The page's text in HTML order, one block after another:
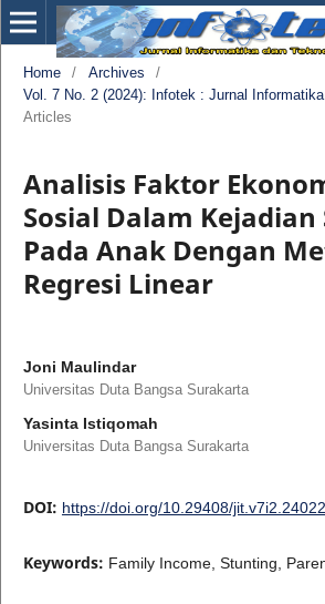
Home / Archives
/
Vol. 7 No. 2 (2024): Infotek : Jurnal
Articles
Analisis Faktor
Sosial Dalam
Pada Anak Dengan
Regresi Linear
Joni Maulindar
Universitas Duta Bangsa Surakarta
Yasinta Istiqomah
Universitas Duta Bangsa Surakarta
DOI: https://doi.org/10.29408/jit.v7i2.24022
Keywords: Family Income, Stunting,